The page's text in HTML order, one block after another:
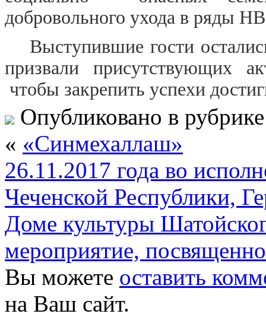
добровольного ухода в ряды
Выступившие гости
призвали присутствующих
чтобы закрепить успехи
Опубликовано в
« «Синмехаллаш»
26.11.2017 года во
Чеченской Республики,
Доме культуры
мероприятие,
Вы можете оставить
на Ваш сайт.